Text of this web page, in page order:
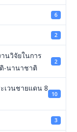
6
2
นวิจัยในการ
-นานาชาติ
2
เวนชายแดน 8
10
3